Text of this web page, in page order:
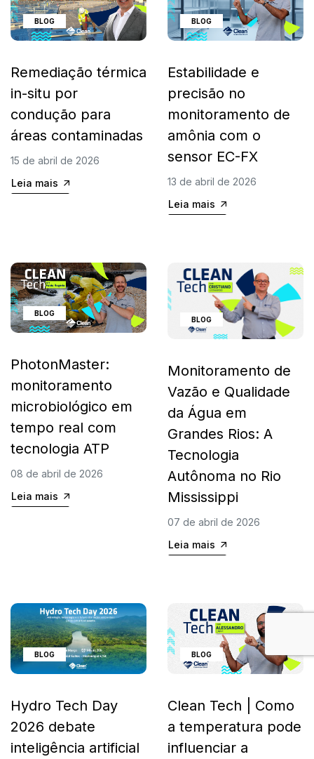
BLOG
Remediação térmica
in-situ por
condução para
áreas contaminadas
15 de abril de 2026
Leia mais
BLOG
Estabilidade e
precisão no
monitoramento de
amônia com o
sensor EC-FX
13 de abril de 2026
Leia mais
BLOG
PhotonMaster:
monitoramento
microbiológico em
tempo real com
tecnologia ATP
08 de abril de 2026
Leia mais
BLOG
Monitoramento de
Vazão e Qualidade
da Água em
Grandes Rios: A
Tecnologia
Autônoma no Rio
Mississippi
07 de abril de 2026
Leia mais
BLOG
Hydro Tech Day
2026 debate
inteligência artificial
BLOG
Clean Tech | Como
a temperatura pode
influenciar a